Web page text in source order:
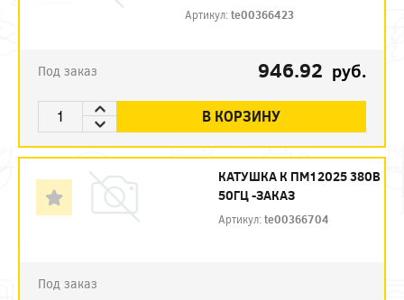
Артикул:te00366423
Под заказ 946.92 руб.
В КОРЗИНУ
КАТУШКА К ПМ12025 380В
50ГЦ -ЗАКАЗ
Артикул:te00366704
Под заказ